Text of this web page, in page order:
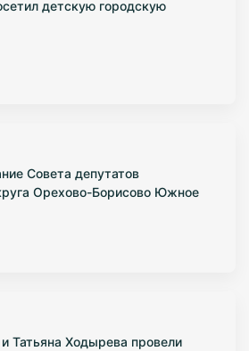
детскую городскую
Совета депутатов
Орехово-Борисово Южное
Татьяна Ходырева провели